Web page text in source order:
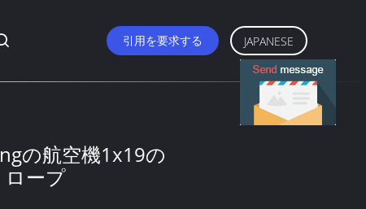
引用を要求する JAPANESE
の航空機1x19の
ープ